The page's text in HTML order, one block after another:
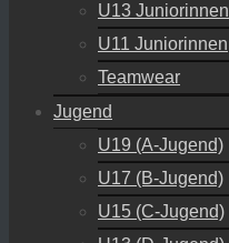
U13 Juniorinnen
U11 Juniorinnen
Teamwear
Jugend
U19 (A-Jugend)
U17 (B-Jugend)
U15 (C-Jugend)